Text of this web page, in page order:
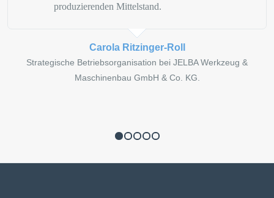
konkreten Orientierungsrahmen für Führung, Transformation und
Unternehmenssanierung bieten kann. Gerade in Krisensituationen
wird sichtbar, wie wichtig es ist, Organisationen als lebende soziale
Systeme zu verstehen, die auf Rückkopplung, Anpassungsfähigkeit
praxisnahen Einblick sowie allen Teilnehmenden für die engagierte
SynergyLab liegt: wissenschaftliche Konzepte, praktische
produzierenden Mittelstand.
Carola Ritzinger-Roll
Strategische Betriebsorganisation bei JELBA Werkzeug &
Maschinenbau GmbH & Co. KG.